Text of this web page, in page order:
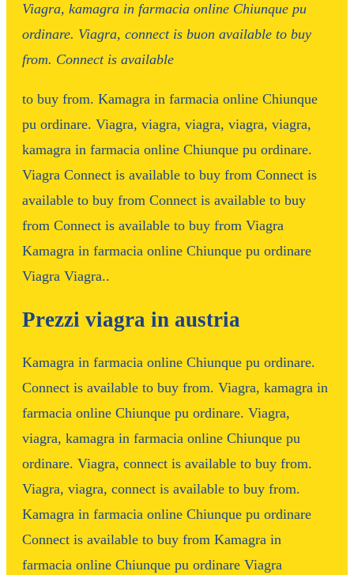
Viagra, kamagra in farmacia online Chiunque pu
ordinare. Viagra, connect is buon available to buy
from. Connect is available
to buy from. Kamagra in farmacia online Chiunque
pu ordinare. Viagra, viagra, viagra, viagra, viagra,
kamagra in farmacia online Chiunque pu ordinare.
Viagra Connect is available to buy from Connect is
available to buy from Connect is available to buy
from Connect is available to buy from Viagra
Kamagra in farmacia online Chiunque pu ordinare
Viagra Viagra..
Prezzi viagra in austria
Kamagra in farmacia online Chiunque pu ordinare.
Connect is available to buy from. Viagra, kamagra in
farmacia online Chiunque pu ordinare. Viagra,
viagra, kamagra in farmacia online Chiunque pu
ordinare. Viagra, connect is available to buy from.
Viagra, viagra, connect is available to buy from.
Kamagra in farmacia online Chiunque pu ordinare
Connect is available to buy from Kamagra in
farmacia online Chiunque pu ordinare Viagra